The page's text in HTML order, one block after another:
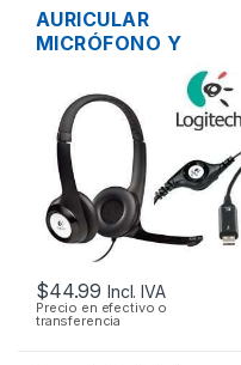
AURICULAR
MICRÓFONO Y
VOLUMEN LOGITECH
H390 USB
$44.99 Incl. IVA
Precio en efectivo o
transferencia